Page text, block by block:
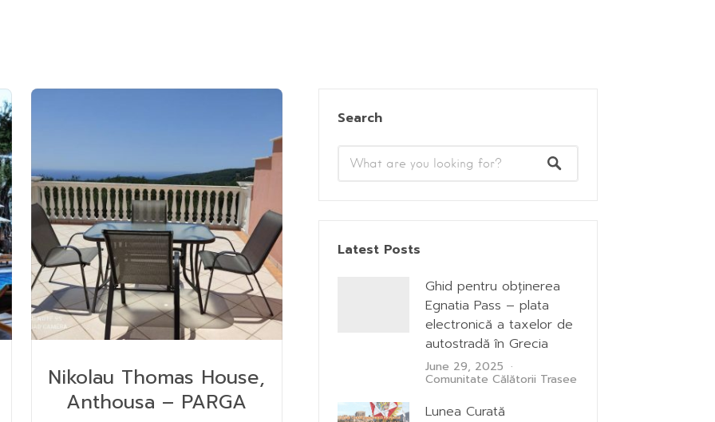
Nikolau Thomas House,
Anthousa – PARGA
Search
Latest Posts
Ghid pentru obținerea
Egnatia Pass – plata
electronică a taxelor de
autostradă în Grecia
June 29, 2025
Comunitate Călătorii Trasee
Lunea Curată